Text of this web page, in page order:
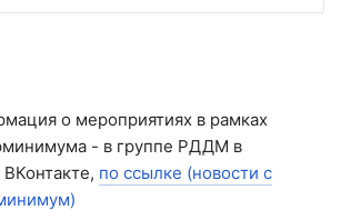
о мероприятиях в рамках
- в группе РДДМ в
по ссылке (новости с